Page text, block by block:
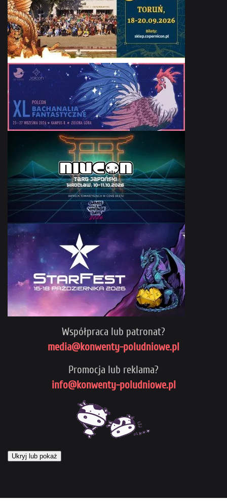
Współpraca lub patronat?
media@konwenty-poludniowe.pl
Promocja lub reklama?
info@konwenty-poludniowe.pl
Ukryj lub pokaż